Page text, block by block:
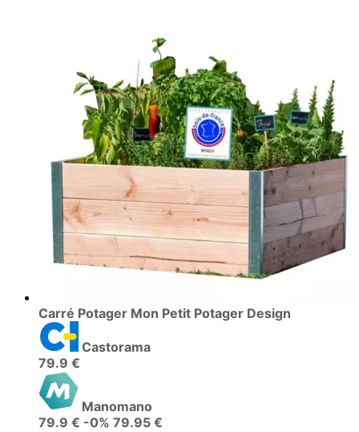
Carré Potager Mon Petit Potager Design
Castorama
79.9 €
Manomano
79.9 € -0% 79.95 €